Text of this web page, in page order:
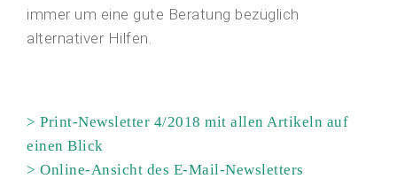
immer um eine gute Beratung bezüglich
alternativer Hilfen.
> Print-Newsletter 4/2018 mit allen Artikeln auf
einen Blick
> Online-Ansicht des E-Mail-Newsletters